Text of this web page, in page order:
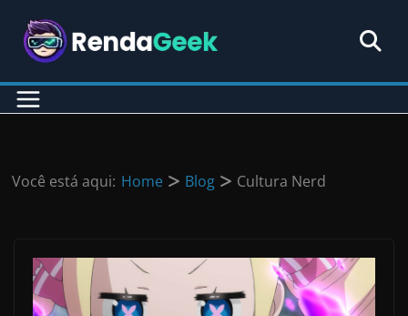
para
conteúdo
Você está aqui: Home Blog Cultura Nerd